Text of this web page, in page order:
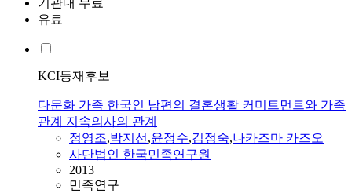
기관내 무료
유료
KCI등재후보
다문화 가족 한국인 남편의 결혼생활 커미트먼트와 가족
관계 지속의사의 관계
정영조,박지선,윤정수,김정숙,나카즈마 카즈오
사단법인 한국민족연구원
2013
민족연구